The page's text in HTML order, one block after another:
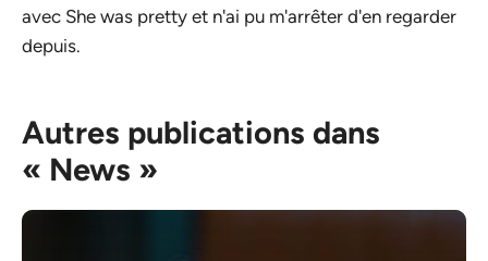
avec She was pretty et n'ai pu m'arrêter d'en regarder
depuis.
Autres publications dans
« News »